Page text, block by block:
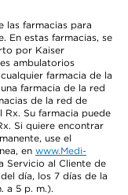
las farmacias para
En estas farmacias, se
por Kaiser
ambulatorios
farmacia de la
farmacia de la red
de la red de
Rx. Su farmacia puede
Si quiere encontrar
use el
en www.Medi-
Servicio al Cliente de
día, los 7 días de la
a 5 p. m.).